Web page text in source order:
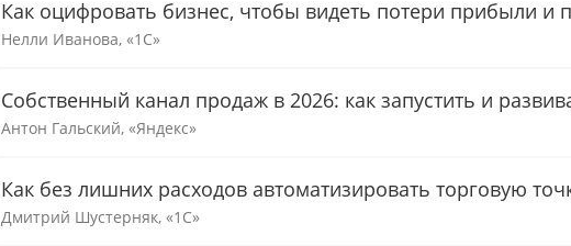
Как оцифровать бизнес, чтобы видеть потери прибыли и
Нелли Иванова, «1С»
Собственный канал продаж в 2026: как запустить и
Антон Гальский, «Яндекс»
Как без лишних расходов автоматизировать торговую
Дмитрий Шустерняк, «1С»